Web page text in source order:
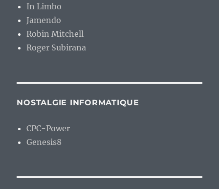
In Limbo
Jamendo
Robin Mitchell
Roger Subirana
NOSTALGIE INFORMATIQUE
CPC-Power
Genesis8